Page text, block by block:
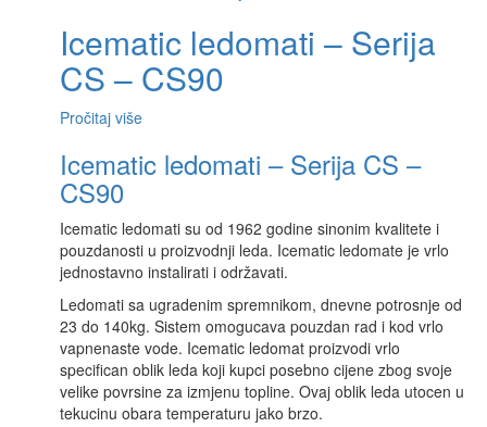
Icematic ledomati – Serija
CS – CS90
Pročitaj više
Icematic ledomati – Serija CS –
CS90
Icematic ledomati su od 1962 godine sinonim kvalitete i
pouzdanosti u proizvodnji leda. Icematic ledomate je vrlo
jednostavno instalirati i održavati.
Ledomati sa ugradenim spremnikom, dnevne potrosnje od
23 do 140kg. Sistem omogucava pouzdan rad i kod vrlo
vapnenaste vode. Icematic ledomat proizvodi vrlo
specifican oblik leda koji kupci posebno cijene zbog svoje
velike povrsine za izmjenu topline. Ovaj oblik leda utocen u
tekucinu obara temperaturu jako brzo.